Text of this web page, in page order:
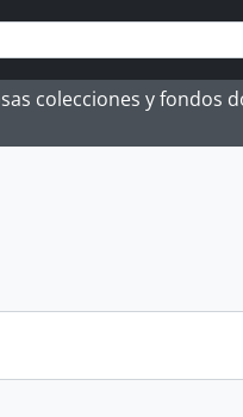
colecciones y fondos